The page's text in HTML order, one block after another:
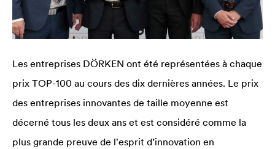
Les entreprises DÖRKEN ont été représentées à chaque
prix TOP-100 au cours des dix dernières années. Le prix
des entreprises innovantes de taille moyenne est
décerné tous les deux ans et est considéré comme la
plus grande preuve de l'esprit d’innovation en